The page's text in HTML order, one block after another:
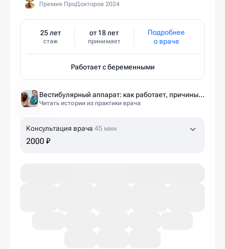
Премия ПроДокторов 2024
25 лет
стаж
от 18 лет
принимает
Подробнее
о враче
Работает с беременными
Вестибулярный аппарат: как работает, причины нарушений и как тренировать?
Читать истории из практики врача
Консультация врача 45 мин
2000 ₽